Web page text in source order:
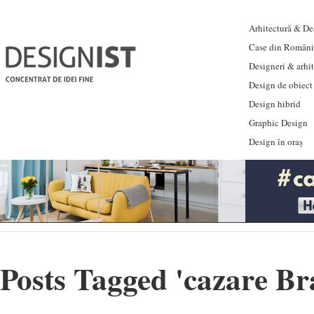
Arhitectură &
Case din
Designeri &
Design de obiect
Design hibrid
Graphic Design
Design în oraș
Posts Tagged 'cazare